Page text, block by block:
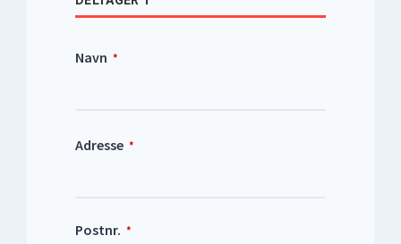
Navn *
Adresse *
Postnr. *